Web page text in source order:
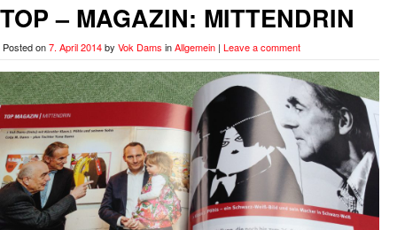
TOP – MAGAZIN: MITTENDRIN
Posted on7. April 2014by Vok Dams inAllgemein | Leave a comment